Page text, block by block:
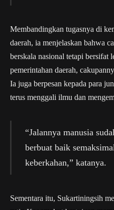
Membandingkan tugasnya di
daerah, ia menjelaskan bahwa
berskala nasional tetapi bersifat
pemerintahan daerah,
Ia juga berpesan kepada para
terus menggali ilmu dan
“Jalannya manusia
berbuat baik
keberkahan,” katanya.
Sementara itu, Sukartiningsih